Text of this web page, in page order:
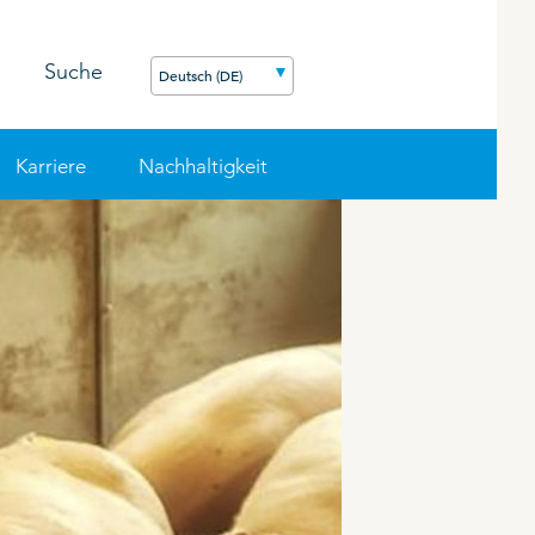
Suche Deutsch (DE)
SCHAFE & ZIEGEN
Kaninchen
SCHAFE & ZIEGEN
Mineralfutter
Mineral - Leckmassen
Problemlöser
Hygiene
Problemlöser
PODCAST
CSR
Karriere Nachhaltigkeit